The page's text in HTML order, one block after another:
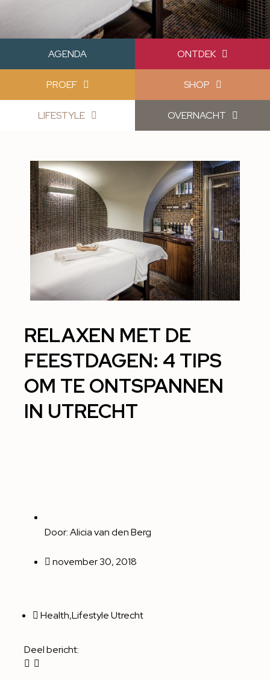
AGENDA ONTDEK
PROEF SHOP
LIFESTYLE OVERNACHT
RELAXEN MET DE
FEESTDAGEN: 4 TIPS
OM TE ONTSPANNEN
IN UTRECHT
Door:Alicia van den Berg
november 30, 2018
Health,Lifestyle Utrecht
Deel bericht: